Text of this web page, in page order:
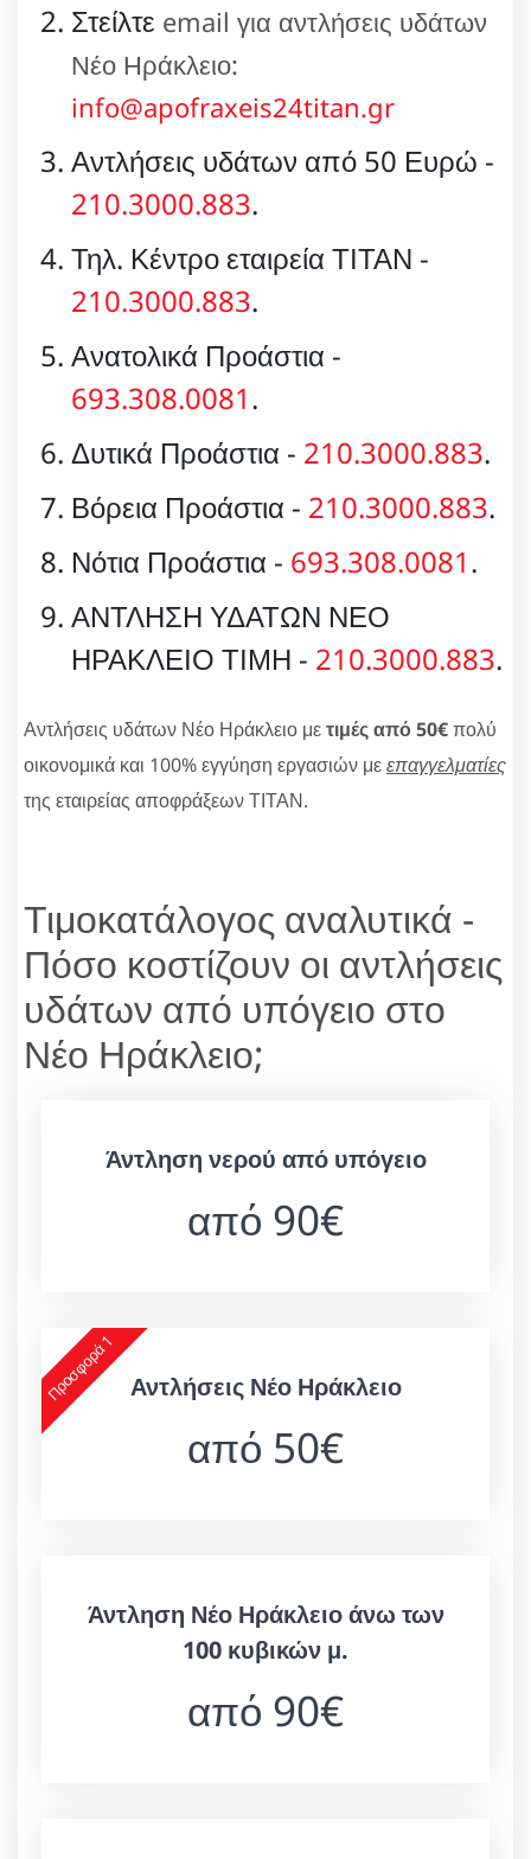
Στείλτε email για αντλήσεις υδάτων
Νέο Ηράκλειο:
info@apofraxeis24titan.gr
Αντλήσεις υδάτων από 50 Ευρώ -
210.3000.883.
Τηλ. Κέντρο εταιρεία ΤΙΤΑΝ -
210.3000.883.
Ανατολικά Προάστια -
693.308.0081.
Δυτικά Προάστια - 210.3000.883.
Βόρεια Προάστια - 210.3000.883.
Νότια Προάστια - 693.308.0081.
ΑΝΤΛΗΣΗ ΥΔΑΤΩΝ ΝΕΟ
ΗΡΑΚΛΕΙΟ ΤΙΜΗ - 210.3000.883.
Αντλήσεις υδάτων Νέο Ηράκλειο μετιμές από 50€πολύ
οικονομικά και 100% εγγύηση εργασιών μεεπαγγελματίες
της εταιρείας αποφράξεων ΤΙΤΑΝ.
Τιμοκατάλογος αναλυτικά -
Πόσο κοστίζουν οι αντλήσεις
υδάτων από υπόγειο στο
Νέο Ηράκλειο;
Άντληση νερού από υπόγειο
από 90€
Προσφορά 1 Αντλήσεις Νέο Ηράκλειο
από 50€
Άντληση Νέο Ηράκλειο άνω των
100 κυβικών μ.
από 90€